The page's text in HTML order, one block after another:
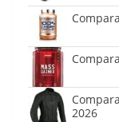
2026